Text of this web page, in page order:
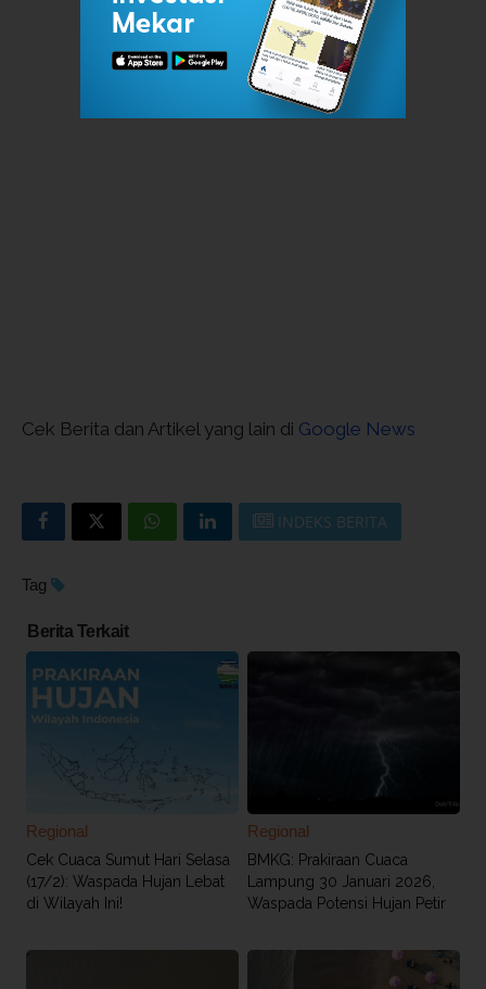
Cek Berita dan Artikel yang lain di Google News
INDEKS BERITA
Tag
Berita Terkait
Regional
Cek Cuaca Sumut Hari Selasa
(17/2): Waspada Hujan Lebat
di Wilayah Ini!
Regional
BMKG: Prakiraan Cuaca
Lampung 30 Januari 2026,
Waspada Potensi Hujan Petir